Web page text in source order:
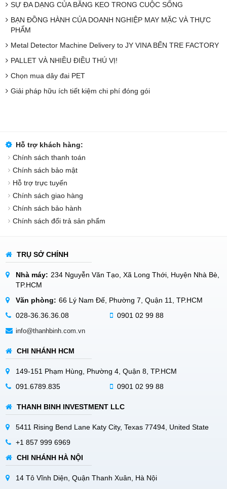
SỰ ĐA DẠNG CỦA BĂNG KEO TRONG CUỘC SỐNG
BẠN ĐỒNG HÀNH CỦA DOANH NGHIỆP MAY MẶC VÀ THỰC
PHẨM
Metal Detector Machine Delivery to JY VINA BẾN TRE FACTORY
PALLET VÀ NHIỀU ĐIỀU THÚ VỊ!
Chọn mua dây đai PET
Giải pháp hữu ích tiết kiệm chi phí đóng gói
Hỗ trợ khách hàng:
Chính sách thanh toán
Chính sách bảo mật
Hỗ trợ trực tuyến
Chính sách giao hàng
Chính sách bảo hành
Chính sách đổi trả sản phẩm
TRỤ SỞ CHÍNH
Nhà máy: 234 Nguyễn Văn Tạo, Xã Long Thới, Huyện Nhà Bè,
TP.HCM
Văn phòng: 66 Lý Nam Đế, Phường 7, Quận 11, TP.HCM
028-36.36.36.08
0901 02 99 88
info@thanhbinh.com.vn
CHI NHÁNH HCM
149-151 Phạm Hùng, Phường 4, Quận 8, TP.HCM
091.6789.835
0901 02 99 88
THANH BINH INVESTMENT LLC
5411 Rising Bend Lane Katy City, Texas 77494, United State
+1 857 999 6969
CHI NHÁNH HÀ NỘI
14 Tô Vĩnh Diện, Quận Thanh Xuân, Hà Nội